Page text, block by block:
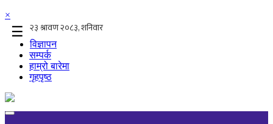
×
☰
विज्ञापन
सम्पर्क
हाम्रो बारेमा
गृहपृष्ठ